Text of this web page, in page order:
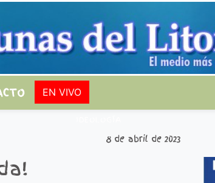
EN VIVO
8 de abril de 2023